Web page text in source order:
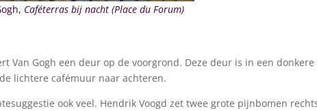
Caféterras bij nacht (Place du Forum)
Van Gogh een deur op de voorgrond. Deze deur is in een donkere
lichtere cafémuur naar achteren.
ook veel. Hendrik Voogd zet twee grote pijnbomen